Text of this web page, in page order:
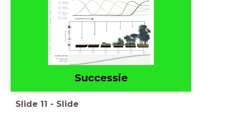
Successie
Slide 11 - Slide